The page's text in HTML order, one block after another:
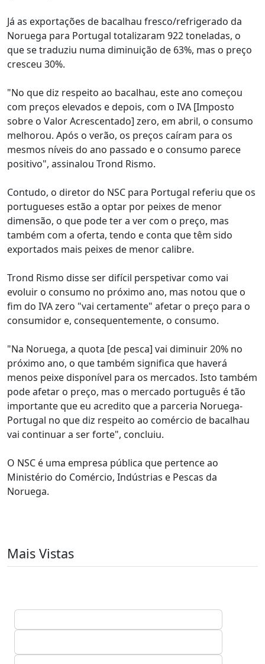
Já as exportações de bacalhau fresco/refrigerado da
Noruega para Portugal totalizaram 922 toneladas, o
que se traduziu numa diminuição de 63%, mas o preço
cresceu 30%.
"No que diz respeito ao bacalhau, este ano começou
com preços elevados e depois, com o IVA [Imposto
sobre o Valor Acrescentado] zero, em abril, o consumo
melhorou. Após o verão, os preços caíram para os
mesmos níveis do ano passado e o consumo parece
positivo", assinalou Trond Rismo.
Contudo, o diretor do NSC para Portugal referiu que os
portugueses estão a optar por peixes de menor
dimensão, o que pode ter a ver com o preço, mas
também com a oferta, tendo e conta que têm sido
exportados mais peixes de menor calibre.
Trond Rismo disse ser difícil perspetivar como vai
evoluir o consumo no próximo ano, mas notou que o
fim do IVA zero "vai certamente" afetar o preço para o
consumidor e, consequentemente, o consumo.
"Na Noruega, a quota [de pesca] vai diminuir 20% no
próximo ano, o que também significa que haverá
menos peixe disponível para os mercados. Isto também
pode afetar o preço, mas o mercado português é tão
importante que eu acredito que a parceria Noruega-
Portugal no que diz respeito ao comércio de bacalhau
vai continuar a ser forte", concluiu.
O NSC é uma empresa pública que pertence ao
Ministério do Comércio, Indústrias e Pescas da
Noruega.
Mais Vistas